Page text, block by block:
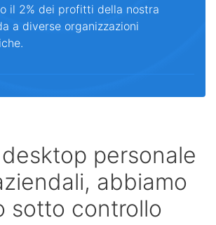
il 2% dei profitti della nostra
a diverse organizzazioni
personale
abbiamo
sotto controllo